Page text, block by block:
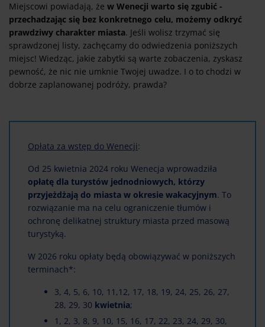
Miejscowi powiadają, że w Wenecji warto się zgubić -
przechadzając się bez konkretnego celu, możemy odkryć
prawdziwy charakter miasta. Jeśli wolisz trzymać się
sprawdzonej listy, zachęcamy do odwiedzenia poniższych
miejsc! Wiedząc, jakie zabytki są warte zobaczenia, zyskasz
pewność, że nic nie umknie Twojej uwadze. I o to chodzi w
dobrze zaplanowanej podróży, prawda?
Opłata za wstęp do Wenecji:
Od 25 kwietnia 2024 roku Wenecja wprowadziła
opłatę dla turystów jednodniowych, którzy
przyjeżdżają do miasta w okresie wakacyjnym. To
rozwiązanie ma na celu ograniczenie tłumów i
ochronę delikatnej struktury miasta przed masową
turystyką.
W 2026 roku opłaty będą obowiązywać w poniższych
terminach*:
3, 4, 5, 6, 10, 11,12, 17, 18, 19, 24, 25, 26, 27,
28, 29, 30 kwietnia;
1, 2, 3, 8, 9, 10, 15, 16, 17, 22, 23, 24, 29, 30,